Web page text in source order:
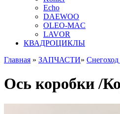
Echo
DAEWOO
OLEO-MAC
LAVOR
КВАДРОЦИКЛЫ
Главная » ЗАПЧАСТИ»
Ось коробки /